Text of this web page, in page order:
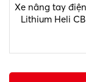
Xe nâng tay
Lithium Heli